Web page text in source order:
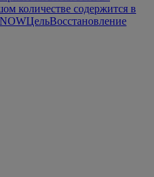
количестве содержится в
NOWЦельВосстановление